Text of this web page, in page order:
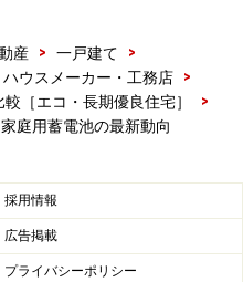
産 > 一戸建て
>
ハウスメーカー・工務店
>
［エコ・長期優良住宅］
>
庭用蓄電池の最新動向
採用情報
広告掲載
プライバシーポリシー